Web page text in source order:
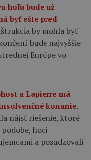
hoľu bude už
byť ešte pred
by mohla byť
bude najvyššie
Európe vo
a Lapierre má
konanie.
nájsť riešenie, ktoré
hoci
a posudzovali